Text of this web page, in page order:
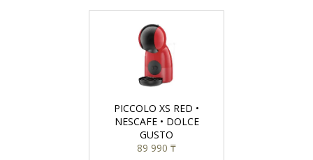
PICCOLO XS RED •
NESCAFE • DOLCE
GUSTO
89 990 ₸